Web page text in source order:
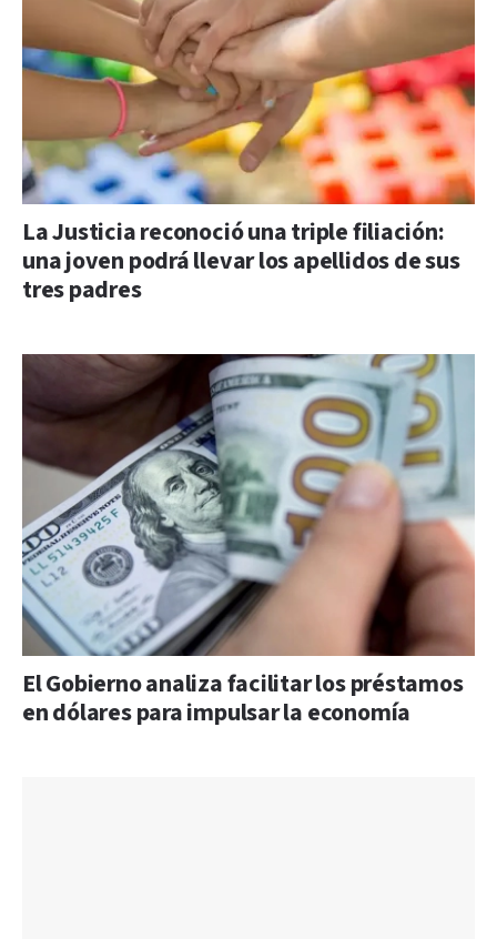
La Justicia reconoció una triple filiación:
una joven podrá llevar los apellidos de sus
tres padres
El Gobierno analiza facilitar los préstamos
en dólares para impulsar la economía